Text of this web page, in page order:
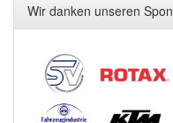
Wir danken unseren